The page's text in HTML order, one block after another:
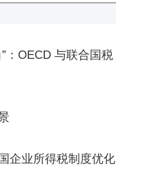
：OECD 与联合国税
企业所得税制度优化